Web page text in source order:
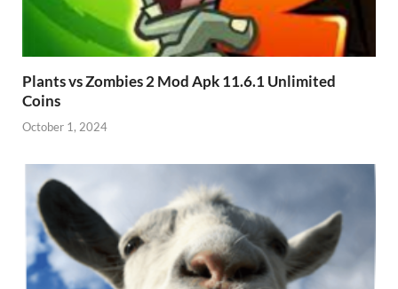
Plants vs Zombies 2 Mod Apk 11.6.1 Unlimited
Coins
October 1, 2024